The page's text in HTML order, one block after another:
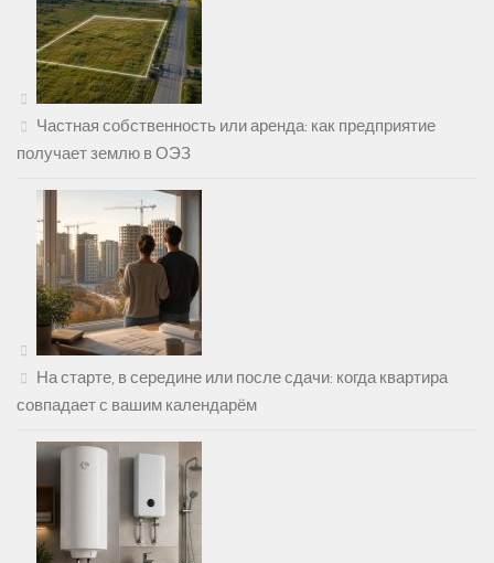
Частная собственность или аренда: как предприятие
получает землю в ОЭЗ
На старте, в середине или после сдачи: когда квартира
совпадает с вашим календарём